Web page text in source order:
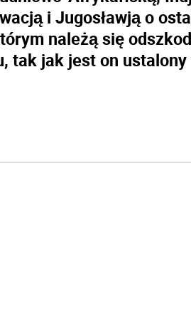
i Jugosławją o
należą się
tak jak jest on ustalony